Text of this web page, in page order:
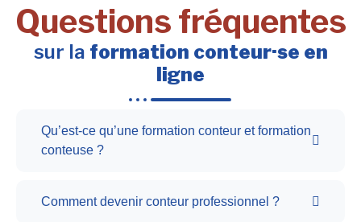
Questions fréquentes
sur la formation conteur·se en
ligne
Qu’est-ce qu’une formation conteur et formation
conteuse ?
Comment devenir conteur professionnel ?